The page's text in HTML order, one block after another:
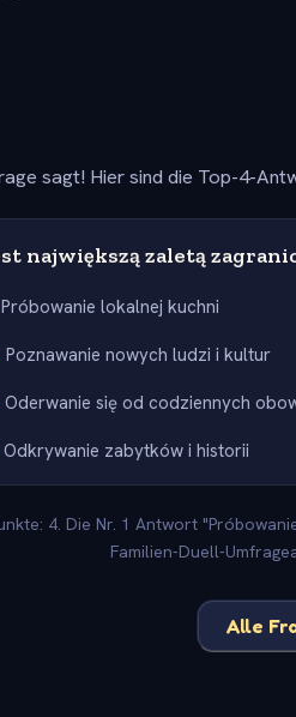
sagt! Hier sind die Top-4-
największą zaletą
Próbowanie lokalnej kuchni
Poznawanie nowych ludzi i kultur
Oderwanie się od codziennych
Odkrywanie zabytków i historii
4. Die Nr. 1 Antwort
Familien-Duell-
Alle